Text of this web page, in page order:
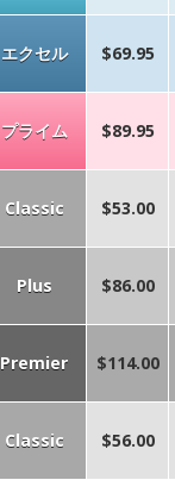
エクセル $69.95
プライム $89.95
Classic $53.00
Plus $86.00
Premier $114.00
Classic $56.00